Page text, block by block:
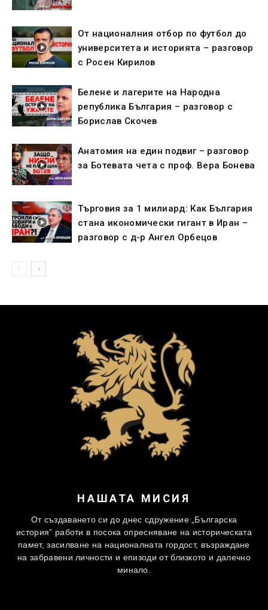
От националния отбор по футбол до
университета и историята – разговор
с Росен Кирилов
Белене и лагерите на Народна
република България – разговор с
Борислав Скочев
Анатомия на един подвиг – разговор
за Ботевата чета с проф. Вера Бонева
Търговия за 1 милиард: Как България
стана икономически гигант в Иран –
разговор с д-р Ангел Орбецов
НАШАТА МИСИЯ
От създаването си до днес сдружение „Българска
история” работи в посока опресняване на историческата
памет, засилване на националната гордост, възраждане
на забравени личности и епизоди от близкото и далечно
минало.